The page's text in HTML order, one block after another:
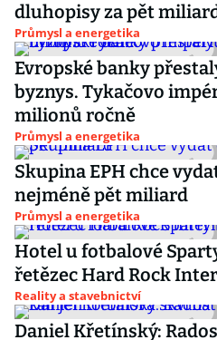
dluhopisy za pět
Průmysl a energetika
Evropské banky
byznys. Tykačovo
milionů ročně
Průmysl a energetika
Skupina EPH chce
nejméně pět miliard
Průmysl a energetika
Hotel u fotbalové
řetězec Hard Rock
Reality a stavebnictví
Daniel Křetínský: